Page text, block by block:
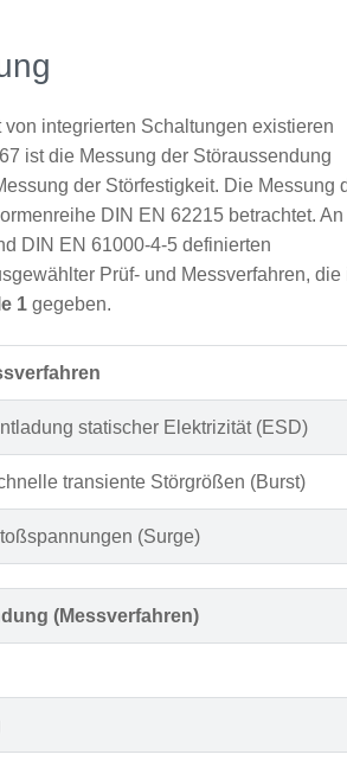
integrierten Schaltungen existieren
ist die Messung der Störaussendung
der Störfestigkeit. Die Messung
DIN EN 62215 betrachtet.
DIN EN 61000‑4‑5 definierten
Prüf- und Messverfahren, die
1 gegeben.
statischer Elektrizität (ESD)
transiente Störgrößen (Burst)
(Surge)
(Messverfahren)